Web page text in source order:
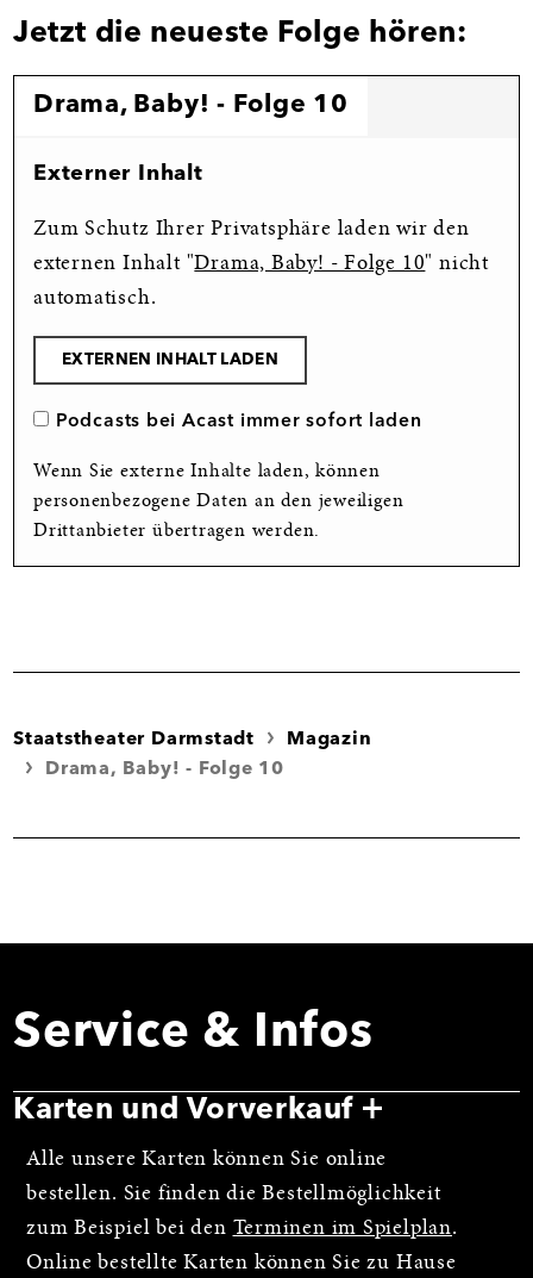
Jetzt die neueste Folge hören:
Drama, Baby! - Folge 10
Externer Inhalt
Zum Schutz Ihrer Privatsphäre laden wir den
externen Inhalt "Drama, Baby! - Folge 10" nicht
automatisch.
EXTERNEN INHALT LADEN
Podcasts bei Acast immer sofort laden
Wenn Sie externe Inhalte laden, können
personenbezogene Daten an den jeweiligen
Drittanbieter übertragen werden.
Staatstheater Darmstadt
Magazin
Drama, Baby! - Folge 10
Service & Infos
Karten und Vorverkauf
Alle unsere Karten können Sie online
bestellen. Sie finden die Bestellmöglichkeit
zum Beispiel bei den Terminen im Spielplan.
Online bestellte Karten können Sie zu Hause